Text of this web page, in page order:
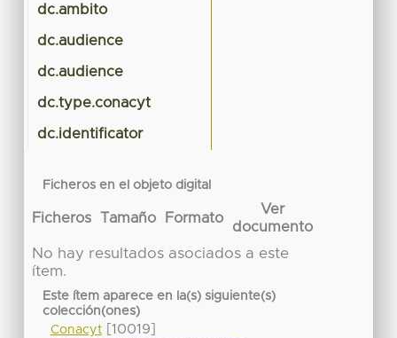
dc.ambito
dc.audience
dc.audience
dc.type.conacyt
dc.identificator
Ficheros en el objeto digital
Ficheros Tamaño Formato
Ver
documento
No hay resultados asociados a este
ítem.
Este ítem aparece en la(s) siguiente(s)
colección(ones)
Conacyt[10019]